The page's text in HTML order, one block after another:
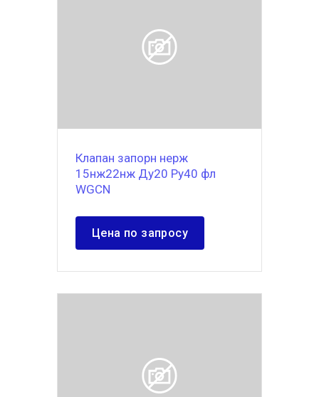
Клапан запорн нерж
15нж22нж Ду20 Ру40 фл
WGCN
Цена по запросу